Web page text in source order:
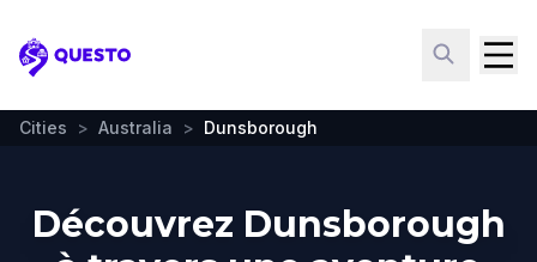
Questo
Cities > Australia > Dunsborough
Découvrez Dunsborough